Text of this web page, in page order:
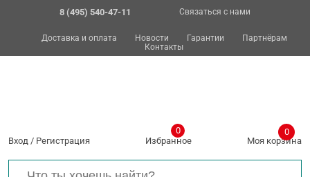
8 (495) 540-47-11 Связаться с нами
Доставка и оплата Новости Гарантии
Партнёрам
Контакты
Вход / Регистрация Избранное
0
Моя корзина
0